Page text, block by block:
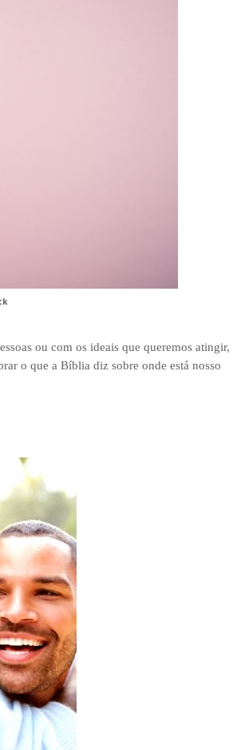
ou com os ideais que queremos atingir,
o que a Bíblia diz sobre onde está nosso